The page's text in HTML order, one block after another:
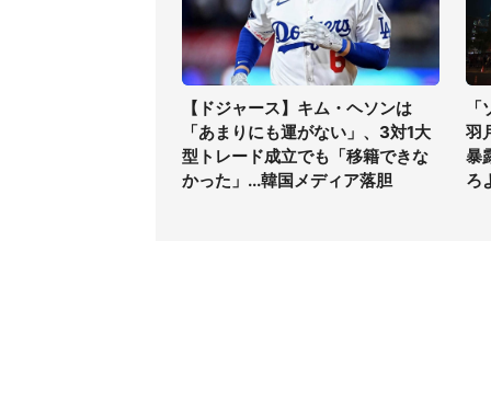
【ドジャース】キム・ヘソンは
「あまりにも運がない」、3対1大
型トレード成立でも「移籍できな
かった」...韓国メディア落胆
羽
暴
ろ